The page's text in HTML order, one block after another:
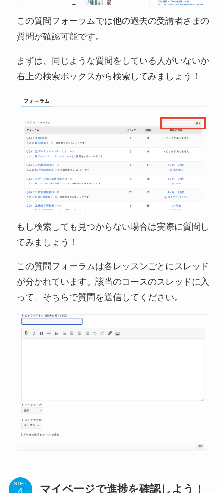
この質問フォーラムでは他の過去の受講者さまの
質問が確認可能です。
まずは、同じような質問をしている人がいないか
右上の検索ボックスから検索してみましょう！
もし検索しても見つからない場合は実際に質問し
てみましょう！
この質問フォーラムは各レッスンごとにスレッド
が分かれています。該当のコースのスレッドに入
って、そちらで質問を送信してください。
STEP マイページで進捗を確認しよう！